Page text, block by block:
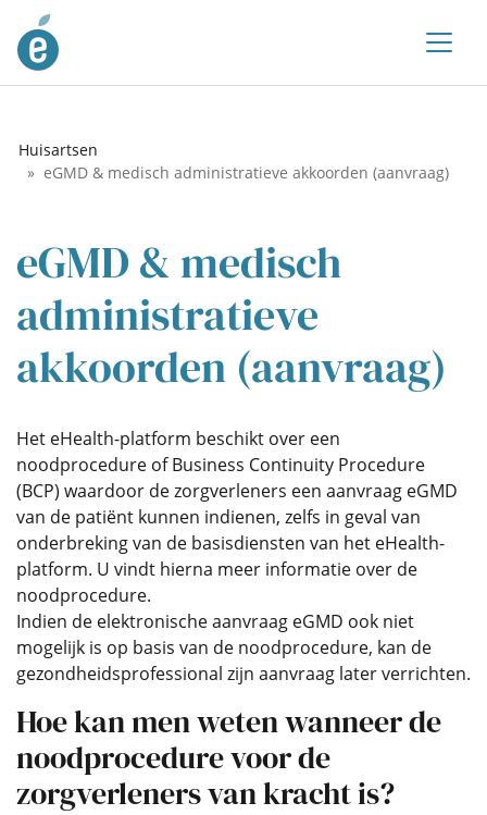
Huisartsen
eGMD & medisch administratieve akkoorden (aanvraag)
eGMD & medisch
administratieve
akkoorden (aanvraag)
Het eHealth-platform beschikt over een
noodprocedure of Business Continuity Procedure
(BCP) waardoor de zorgverleners een aanvraag eGMD
van de patiënt kunnen indienen, zelfs in geval van
onderbreking van de basisdiensten van het eHealth-
platform. U vindt hierna meer informatie over de
noodprocedure.
Indien de elektronische aanvraag eGMD ook niet
mogelijk is op basis van de noodprocedure, kan de
gezondheidsprofessional zijn aanvraag later verrichten.
Hoe kan men weten wanneer de
noodprocedure voor de
zorgverleners van kracht is?